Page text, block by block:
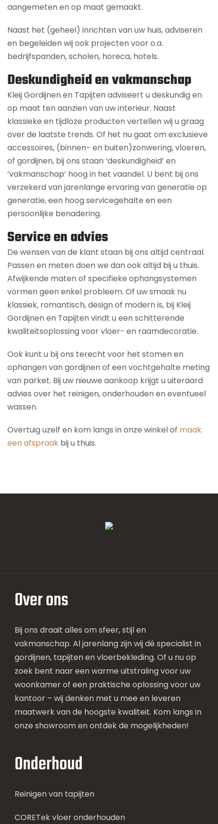
aangemeten en op maat gemaakt.
Naast het (geheel) inrichten van uw huis, adviseren
en begeleiden wij ook projecten voor o.a.
bedrijfspanden, scholen, horeca, hotels.
Deskundigheid en vakmanschap
Kleij Gordijnen en Tapijten adviseert u deskundig en
op maat ten aanzien van uw interieur. Naast
klassieke en tijdloze producten vertellen wij u graag
over de laatste trends. Of het nu gaat om exclusieve
accessoires, (binnen- en buiten)zonwering, vloeren,
of gordijnen, bij ons staan ‘deskundigheid’ en
‘vakmanschap’ hoog in het vaandel. U bent bij ons
verzekerd van jarenlange ervaring van generatie op
generatie, een hoog servicegehalte en een
persoonlijke benadering.
Service en advies
De wensen van de klant staan bij ons altijd centraal.
Passen en meten doen we dan ook altijd bij u thuis.
Afwijkende maten of specifieke ophangsystemen
vormen geen enkel probleem. Of uw smaak nu
klassiek, romantisch, design of modern is, bij Kleij
Gordijnen en Tapijten vindt u een schitterende
kwaliteitsoplossing voor vloer- en raamdecoratie.
Ook kunt u bij ons terecht voor het stomen en
ophangen van gordijnen of een vochtgehalte meting
van parket. Bij uw nieuwe aankoop krijgt u uiteraard
advies over het reinigen, onderhouden en eventueel
wassen.
Overtuig uzelf en kom langs in onze winkel of maak
een afspraak bij u thuis.
Over ons
Bij ons draait alles om sfeer, stijl en
vakmanschap. Al jarenlang zijn wij dé specialist in
gordijnen, tapijten en vloerbekleding. Of u nu op
zoek bent naar een warme uitstraling voor uw
woonkamer of een praktische oplossing voor uw
kantoor – wij denken met u mee en leveren
maatwerk van de hoogste kwaliteit. Kom langs in
onze showroom en ontdek de mogelijkheden!
Onderhoud
Reinigen van tapijten
CORETek vloer onderhouden